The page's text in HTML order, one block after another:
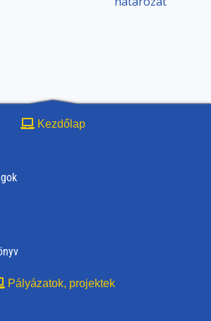
Kezdőlap
Pályázatok, projektek